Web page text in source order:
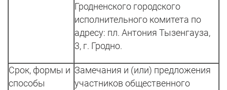
Гродненского городского
исполнительного комитета по
адресу: пл. Антония Тызенгауза,
3, г. Гродно.
Срок, формы и
способы
Замечания и (или) предложения
участников общественного